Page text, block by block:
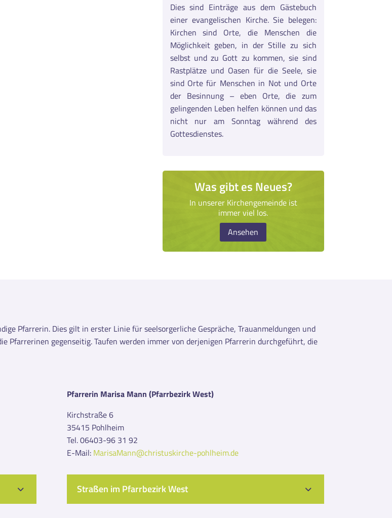
Dies sind Einträge aus dem Gästebuch
einer evangelischen Kirche. Sie belegen:
Kirchen sind Orte, die Menschen die
Möglichkeit geben, in der Stille zu sich
selbst und zu Gott zu kommen, sie sind
Rastplätze und Oasen für die Seele, sie
sind Orte für Menschen in Not und Orte
der Besinnung – eben Orte, die zum
gelingenden Leben helfen können und das
nicht nur am Sonntag während des
Gottesdienstes.
Was gibt es Neues?
In unserer Kirchengemeinde ist
immer viel los.
Ansehen
Pfarrerin. Dies gilt in erster Linie für seelsorgerliche Gespräche, Trauanmeldungen und
Pfarrerinen gegenseitig. Taufen werden immer von derjenigen Pfarrerin durchgeführt, die
Pfarrerin Marisa Mann (Pfarrbezirk West)
Kirchstraße 6
35415 Pohlheim
Tel. 06403-96 31 92
E-Mail: MarisaMann@christuskirche-pohlheim.de
Straßen im Pfarrbezirk West